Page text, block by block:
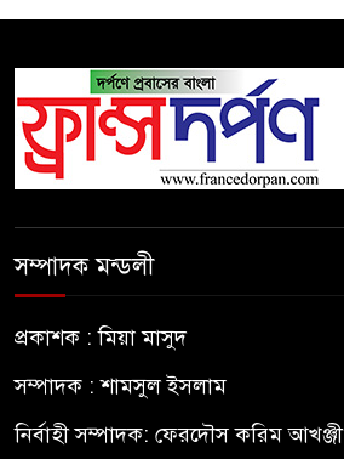
সম্পাদক মন্ডলী
প্রকাশক : মিয়া মাসুদ
সম্পাদক : শামসুল ইসলাম
নির্বাহী সম্পাদক: ফেরদৌস করিম আখঞ্জী